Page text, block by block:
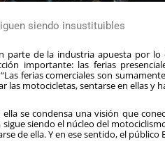
siendo insustituibles
parte de la industria apuesta por lo
importante: las ferias
ferias comerciales son
las motocicletas, sentarse en ellas y
ella se condensa una visión que
sigue siendo el núcleo del
de ella. Y en ese sentido, el